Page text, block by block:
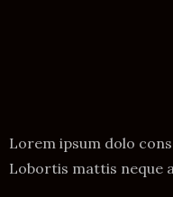
Lorem ipsum dolo
Lobortis mattis neque